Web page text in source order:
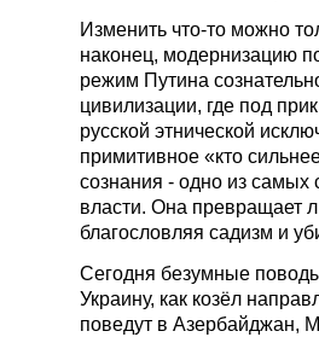
Изменить что-то можно
наконец, модернизацию
режим Путина
цивилизации, где под
русской этнической
примитивное «кто
сознания - одно из самых
власти. Она превращает
благословляя садизм и
Сегодня безумные
Украину, как козёл
поведут в Азербайджан,